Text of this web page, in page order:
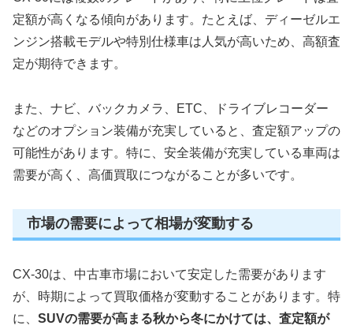
定額が高くなる傾向があります。たとえば、ディーゼルエ
ンジン搭載モデルや特別仕様車は人気が高いため、高額査
定が期待できます。
また、ナビ、バックカメラ、ETC、ドライブレコーダー
などのオプション装備が充実していると、査定額アップの
可能性があります。特に、安全装備が充実している車両は
需要が高く、高価買取につながることが多いです。
市場の需要によって相場が変動する
CX-30は、中古車市場において安定した需要があります
が、時期によって買取価格が変動することがあります。特
に、 SUVの需要が高まる秋から冬にかけては、査定額が